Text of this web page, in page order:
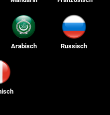
Arabisch Russisch